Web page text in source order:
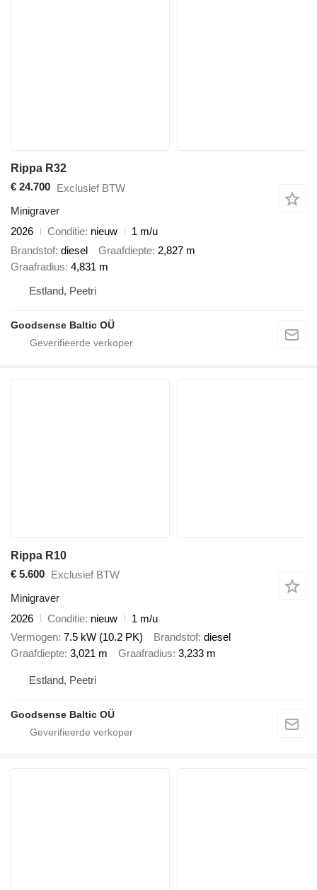
Rippa R32
€ 24.700 Exclusief BTW
Minigraver
2026
Conditie nieuw
1 m/u
Brandstof diesel Graafdiepte 2,827 m
Graafradius 4,831 m
Estland, Peetri
Goodsense Baltic OÜ
Rippa R10
€ 5.600
Exclusief BTW
Minigraver
2026
Conditie nieuw
1 m/u
Vermogen 7.5 kW (10.2 PK) Brandstof diesel
Graafdiepte 3,021 m Graafradius 3,233 m
Estland, Peetri
Goodsense Baltic OÜ